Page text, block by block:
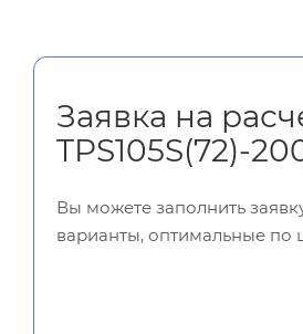
Заявка на
TPS105S(72)-
Вы можете заполнить
варианты, оптимальные по